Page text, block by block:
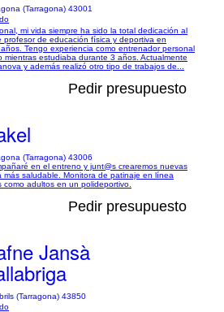
(Tarragona) 43001
mi vida siempre ha sido la total dedicación al
de educación física y deportiva en
Tengo experiencia como entrenador personal
mientras estudiaba durante 3 años. Actualmente
y además realizó otro tipo de trabajos de...
Pedir presupuesto
(Tarragona) 43006
en el entreno y junt@s crearemos nuevas
más saludable. Monitora de patinaje en línea
adultos en un polideportivo.
Pedir presupuesto
Jansà
(Tarragona) 43850